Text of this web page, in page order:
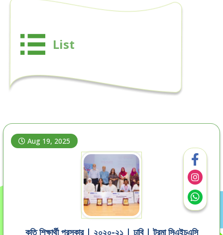
List
Aug 19, 2025
কৃতি শিক্ষার্থী পুরস্কার | ২০২০-২১ | ঢাবি | ট্রমা সিএইচএসি